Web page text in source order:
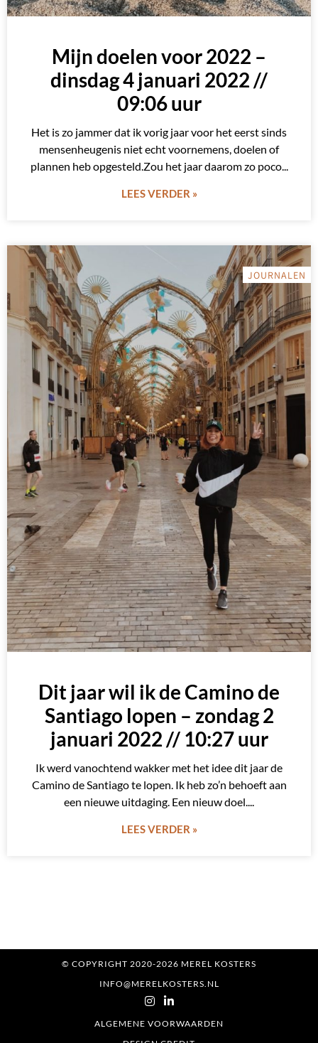
Mijn doelen voor 2022 –
dinsdag 4 januari 2022 //
09:06 uur
Het is zo jammer dat ik vorig jaar voor het eerst sinds
mensenheugenis niet echt voornemens, doelen of
plannen heb opgesteld.Zou het jaar daarom zo poco
LEES VERDER »
JOURNALEN
Dit jaar wil ik de Camino de
Santiago lopen – zondag 2
januari 2022 // 10:27 uur
Ik werd vanochtend wakker met het idee dit jaar de
Camino de Santiago te lopen. Ik heb zo’n behoeft aan
een nieuwe uitdaging. Een nieuw doel.
LEES VERDER »
© COPYRIGHT 2020-2026 MEREL KOSTERS
INFO@MERELKOSTERS.NL
ALGEMENE VOORWAARDEN